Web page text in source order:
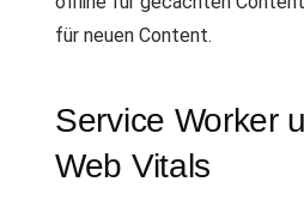
für neuen Content.
Service Worker
Web Vitals